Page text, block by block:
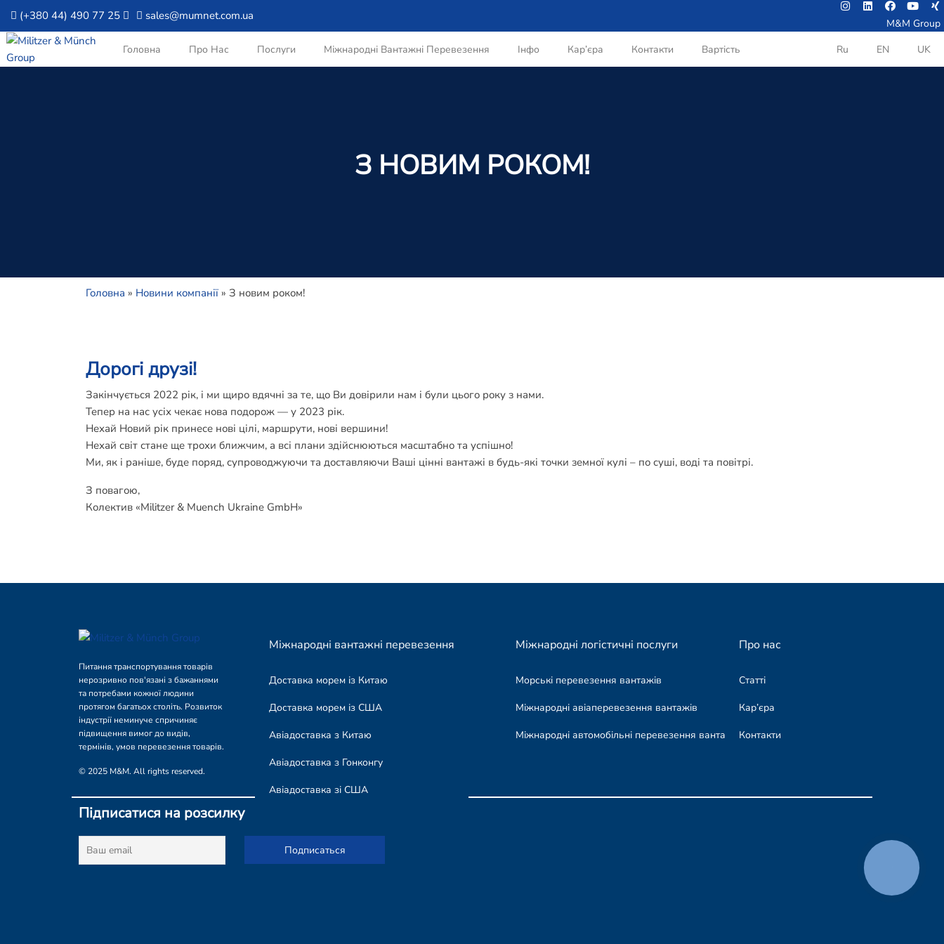
(+380 44) 490 77 25 sales@mumnet.com.ua
M&M Group
Головна
Про Нас Послуги Міжнародні Вантажні Перевезення Інфо Кар’єра Контакти Вартість UK
EN
Ru
З НОВИМ РОКОМ!
Головна » Новини компанії » З новим роком!
Дорогі друзі!
Закінчується 2022 рік, і ми щиро вдячні за те, що Ви довірили нам і були цього року з нами.
Тепер на нас усіх чекає нова подорож — у 2023 рік.
Нехай Новий рік принесе нові цілі, маршрути, нові вершини!
Нехай світ стане ще трохи ближчим, а всі плани здійснюються масштабно та успішно!
Ми, як і раніше, буде поряд, супроводжуючи та доставляючи Ваші цінні вантажі в будь-які точки земної кулі – по суші, воді та повітрі.
З повагою,
Колектив «Militzer & Muench Ukraine GmbH»
Питання транспортування товарів
нерозривно пов'язані з бажаннями
та потребами кожної людини
протягом багатьох століть. Розвиток
індустрії неминуче спричиняє
підвищення вимог до видів,
термінів, умов перевезення товарів.
© 2025 M&M. All rights reserved.
Міжнародні вантажні перевезення
Доставка морем із Китаю
Доставка морем із США
Авіадоставка з Китаю
Авіадоставка з Гонконгу
Авіадоставка зі США
Міжнародні логістичні послуги
Морські перевезення вантажів
Міжнародні авіаперевезення вантажів
Міжнародні автомобільні перевезення вантажів
Про нас
Статті
Кар’єра
Контакти
Підписатися на розсилку